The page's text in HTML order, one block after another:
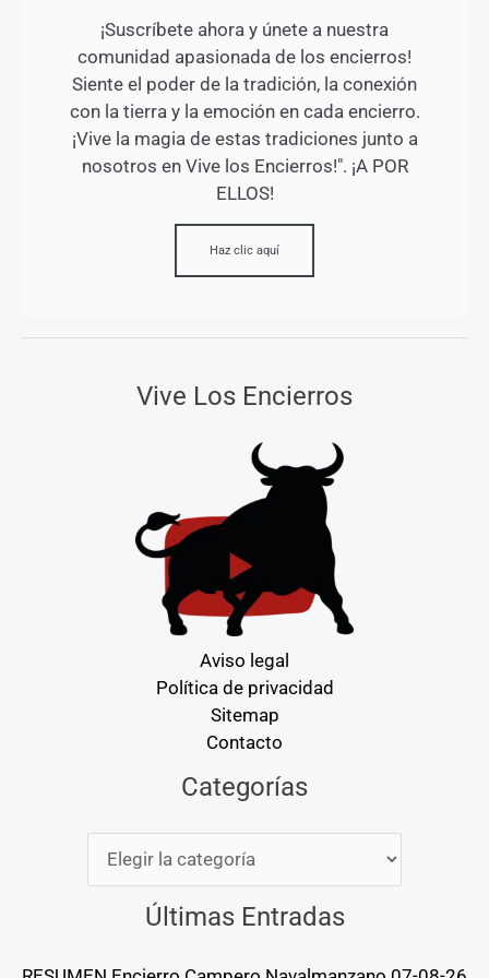
¡Suscríbete ahora y únete a nuestra
comunidad apasionada de los encierros!
Siente el poder de la tradición, la conexión
con la tierra y la emoción en cada encierro.
¡Vive la magia de estas tradiciones junto a
nosotros en Vive los Encierros!". ¡A POR
ELLOS!
Haz clic aquí
Vive Los Encierros
Aviso legal
Política de privacidad
Sitemap
Contacto
Categorías
Últimas Entradas